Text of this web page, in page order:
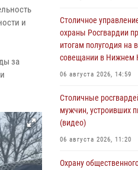
и
за
Столичное
охраны Росгвардии
итогам полугодия на
совещании в Нижнем
06 августа 2026, 14:59
Столичные
мужчин, устроивших
(видео)
06 августа 2026, 11:20
Охрану